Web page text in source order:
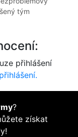
tým
přihlášení
?
získat